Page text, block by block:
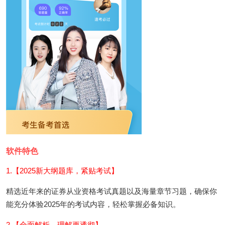
软件特色
1.【2025新大纲题库，紧贴考试】
精选近年来的证券从业资格考试真题以及海量章节习题，确保你
能充分体验2025年的考试内容，轻松掌握必备知识。